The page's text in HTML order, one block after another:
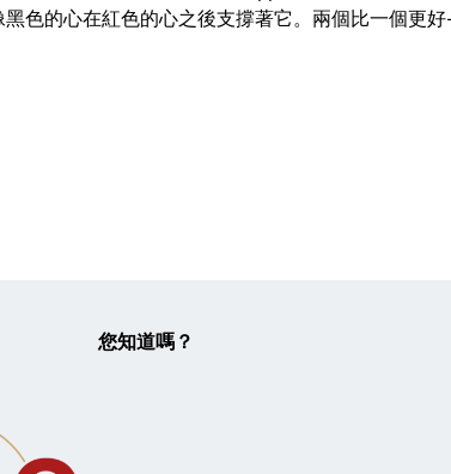
色的心在紅色的心之後支撐著它。兩個比一個更
您知道嗎？